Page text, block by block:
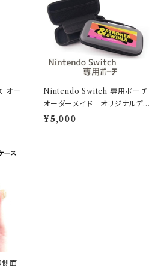
オー
Nintendo Switch 専用ポーチ
オーダーメイド オリジナルデ
ザイン
¥5,000
面